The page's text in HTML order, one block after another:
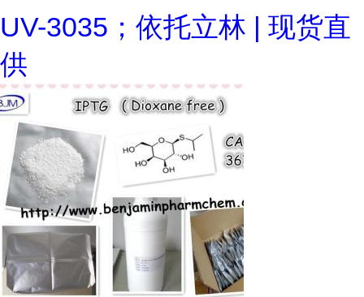
UV-3035；依托立林 | 现货直
供